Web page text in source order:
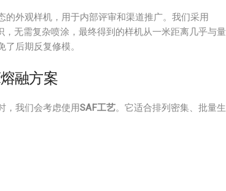
外观样机，用于内部评审和渠道推广。我们采用
，无需复杂喷涂，最终得到的样机从一米距离几乎与量
后期反复修模。
融方案
，我们会考虑使用SAF工艺。它适合排列密集、批量生